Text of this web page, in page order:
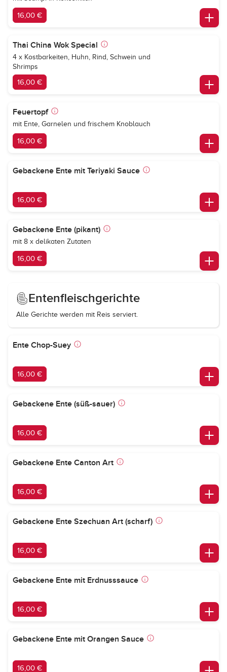
16,00 €
Thai China Wok Special
4 x Kostbarkeiten, Huhn, Rind, Schwein und
Shrimps
16,00 €
Feuertopf
mit Ente, Garnelen und frischem Knoblauch
16,00 €
Gebackene Ente mit Teriyaki Sauce
16,00 €
Gebackene Ente (pikant)
mit 8 x delikaten Zutaten
16,00 €
Entenfleischgerichte
Alle Gerichte werden mit Reis serviert.
Ente Chop-Suey
16,00 €
Gebackene Ente (süß-sauer)
16,00 €
Gebackene Ente Canton Art
16,00 €
Gebackene Ente Szechuan Art (scharf)
16,00 €
Gebackene Ente mit Erdnusssauce
16,00 €
Gebackene Ente mit Orangen Sauce
16,00 €